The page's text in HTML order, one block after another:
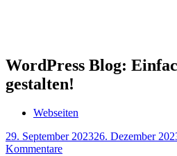
WordPress Blog:
gestalten!
Webseiten
29. September 202326. Dezember
Kommentare